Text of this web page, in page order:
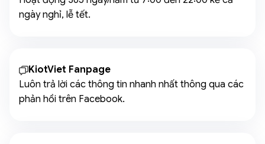
ngày nghỉ, lễ tết.
KiotViet Fanpage
Luôn trả lời các thông tin nhanh nhất thông qua các
phản hồi trên Facebook.